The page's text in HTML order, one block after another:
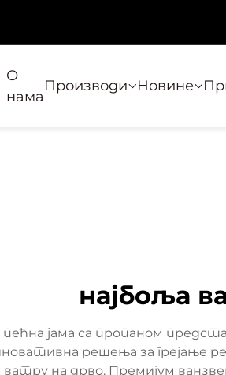
О
нама
Производи Новине
најбоља
пећна јама са пропаном
решења за грејање
ватру на дрво. Премијум